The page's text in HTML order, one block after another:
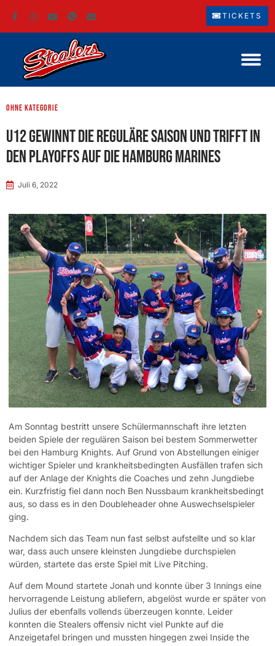
TICKETS
ohne Kategorie
U12 gewinnt die reguläre Saison und trifft in
den Playoffs auf die Hamburg Marines
Juli 6, 2022
Am Sonntag bestritt unsere Schülermannschaft ihre letzten
beiden Spiele der regulären Saison bei bestem Sommerwetter
bei den Hamburg Knights. Auf Grund von Abstellungen einiger
wichtiger Spieler und krankheitsbedingten Ausfällen trafen sich
auf der Anlage der Knights die Coaches und zehn Jungdiebe
ein. Kurzfristig fiel dann noch Ben Nussbaum krankheitsbedingt
aus, so dass es in den Doubleheader ohne Auswechselspieler
ging.
Nachdem sich das Team nun fast selbst aufstellte und so klar
war, dass auch unsere kleinsten Jungdiebe durchspielen
würden, startete das erste Spiel mit Live Pitching.
Auf dem Mound startete Jonah und konnte über 3 Innings eine
hervorragende Leistung abliefern, abgelöst wurde er später von
Julius der ebenfalls vollends überzeugen konnte. Leider
konnten die Stealers offensiv nicht viel Punkte auf die
Anzeigetafel bringen und mussten hingegen zwei Inside the